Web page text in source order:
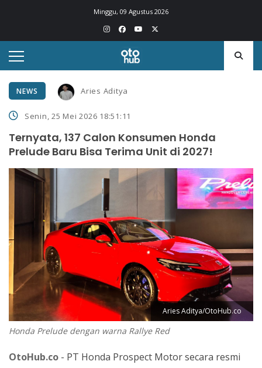
Minggu, 09 Agustus 2026
NEWS Aries Aditya
Senin, 25 Mei 2026 18:51:11
Ternyata, 137 Calon Konsumen Honda
Prelude Baru Bisa Terima Unit di 2027!
Aries Aditya/OtoHub.co
Honda Prelude dengan warna Rallye Red
OtoHub.co - PT Honda Prospect Motor secara resmi